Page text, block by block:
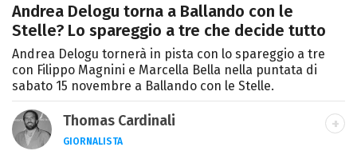
Andrea Delogu torna a Ballando con le
Stelle? Lo spareggio a tre che decide tutto
Andrea Delogu tornerà in pista con lo spareggio a tre
con Filippo Magnini e Marcella Bella nella puntata di
sabato 15 novembre a Ballando con le Stelle.
Thomas Cardinali
GIORNALISTA